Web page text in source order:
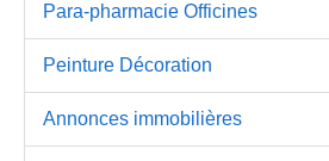
Para-pharmacie Officines
Peinture Décoration
Annonces immobilières